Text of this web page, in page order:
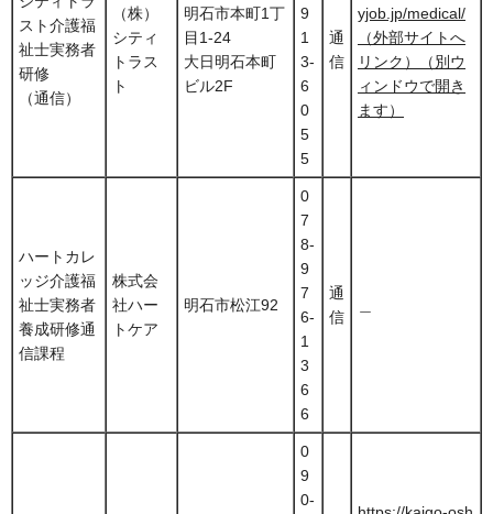
スト介護福
祉士実務者
研修
（通信）
（株）
シティ
トラス
ト
明石市本町1丁
目1-24
大日明石本町
ビル2F
9
1
3-
6
0
5
5
通
信
yjob.jp/medical/
（外部サイトへ
リンク）（別ウ
ィンドウで開き
ます）
ハートカレ
ッジ介護福
祉士実務者
養成研修通
信課程
株式会
社ハー
トケア
明石市松江92
0
7
8-
9
7
6-
1
3
6
6
通
信
0
9
0-